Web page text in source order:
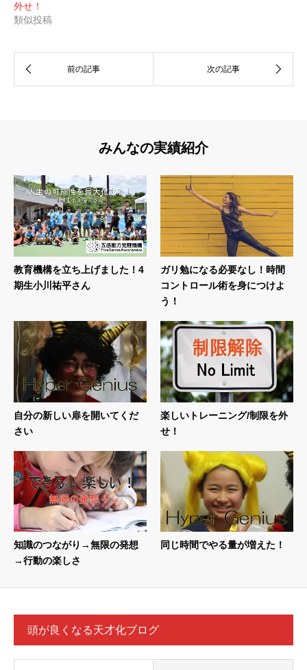
外せ！
類似投稿
みんなの実績紹介
教育機構を立ち上げました！4
期生小川祐平さん
ガリ勉になる必要なし！時間
コントロール術を身につけよ
う！
自分の新しい扉を開いてくだ
さい
楽しいトレーニング/制限を外
せ！
知識のつながり→無限の発想
→行動の楽しさ
同じ時間でやる量が増えた！
頭が良くなる天才化ブログ